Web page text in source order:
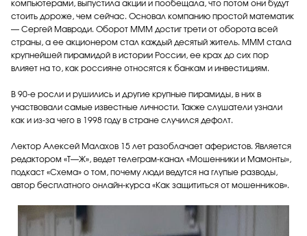
компьютерами, выпустила акции и пообещала, что потом они будут
стоить дороже, чем сейчас. Основал компанию простой математик
— Сергей Мавроди. Оборот МММ достиг трети от оборота всей
страны, а ее акционером стал каждый десятый житель. МММ стала
крупнейшей пирамидой в истории России, ее крах до сих пор
влияет на то, как россияне относятся к банкам и инвестициям.
В 90-е росли и рушились и другие крупные пирамиды, в них в
участвовали самые известные личности. Также слушатели узнали
как и из-за чего в 1998 году в стране случился дефолт.
Лектор Алексей Малахов 15 лет разоблачает аферистов. Является
редактором «Т—Ж», ведет телеграм-канал «Мошенники и Мамонты»,
подкаст «Схема» о том, почему люди ведутся на глупые разводы,
автор бесплатного онлайн-курса «Как защититься от мошенников».